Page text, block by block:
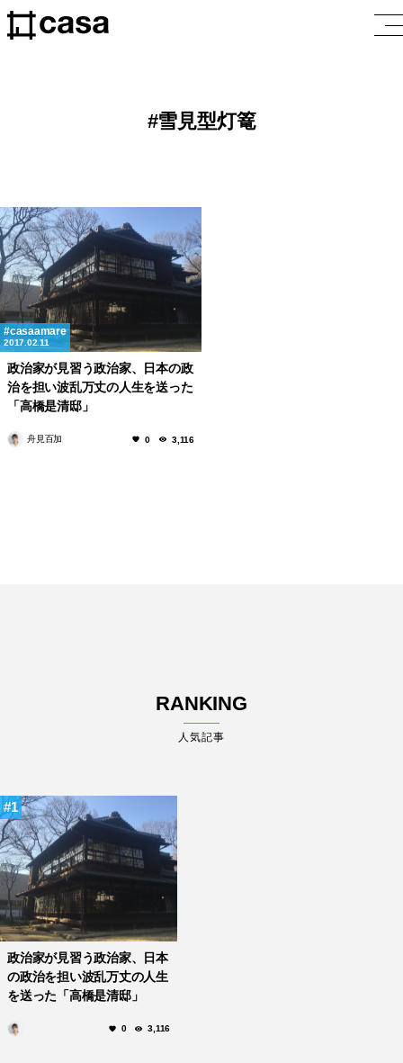
雪見型灯篭
casaamare
2017.02.11
政治家が見習う政治家、日本の政
治を担い波乱万丈の人生を送った
「高橋是清邸」
舟見百加 0 3,116
RANKING
人気記事
1
政治家が見習う政治家、日本
の政治を担い波乱万丈の人生
を送った「高橋是清邸」
0 3,116